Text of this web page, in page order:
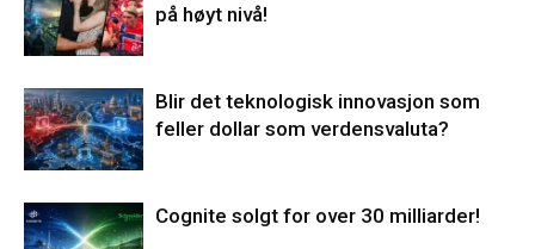
på høyt nivå!
Blir det teknologisk innovasjon som
feller dollar som verdensvaluta?
Cognite solgt for over 30 milliarder!